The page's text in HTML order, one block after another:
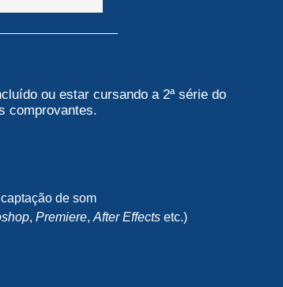
ou estar cursando a 2ª série do
comprovantes.
de som
,Premiere,After Effects etc.)